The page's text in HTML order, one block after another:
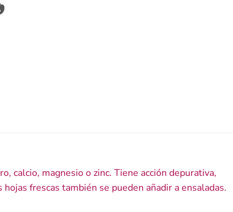
calcio, magnesio o zinc. Tiene acción depurativa,
frescas también se pueden añadir a ensaladas.